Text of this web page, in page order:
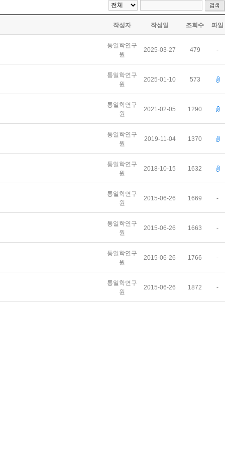
작성자 작성일 조회수 파일
통일학연구
원
2025-03-27 479 -
통일학연구
원
2025-01-10 573
통일학연구
원
2021-02-05 1290
통일학연구
원
2019-11-04 1370
통일학연구
원
2018-10-15 1632
통일학연구
원
2015-06-26 1669 -
통일학연구
원
2015-06-26 1663 -
통일학연구
원
2015-06-26 1766 -
통일학연구
원
2015-06-26 1872 -